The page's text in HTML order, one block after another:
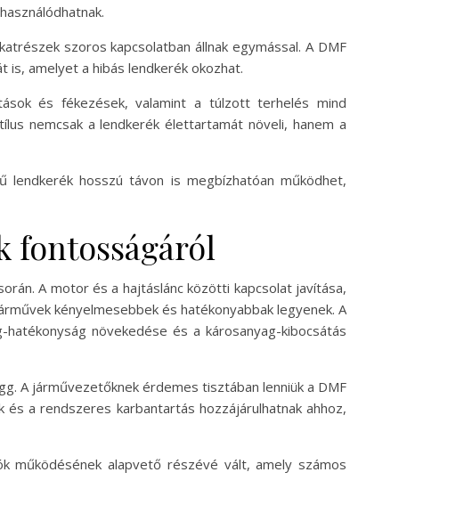
szoros kapcsolatban állnak egymással. A DMF
amelyet a hibás lendkerék okozhat.
és fékezések, valamint a túlzott terhelés mind
nemcsak a lendkerék élettartamát növeli, hanem a
hosszú távon is megbízhatóan működhet,
fontosságáról
A motor és a hajtáslánc közötti kapcsolat javítása,
kényelmesebbek és hatékonyabbak legyenek. A
növekedése és a károsanyag-kibocsátás
A járművezetőknek érdemes tisztában lenniük a DMF
a rendszeres karbantartás hozzájárulhatnak ahhoz,
működésének alapvető részévé vált, amely számos